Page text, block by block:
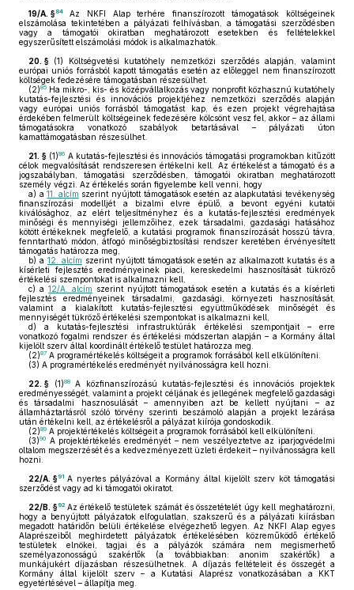
19/A. §84
Az NKFI Alap terhére finanszírozott támogatások költségeinek
elszámolása tekintetében a pályázati felhívásban, a támogatási szerződésben
vagy a támogatói okiratban meghatározott esetekben és feltételekkel
egyszerűsített elszámolási módok is alkalmazhatók.
20. § (1)
Költségvetési kutatóhely nemzetközi szerződés alapján, valamint
európai uniós forrásból kapott támogatás esetén az előleggel nem finanszírozott
költségek fedezésére támogatásban részesülhet.
(2)85 Ha mikro-, kis- és középvállalkozás vagy nonprofit közhasznú kutatóhely
kutatás-fejlesztési és innovációs projektjéhez nemzetközi szerződés alapján
vagy európai uniós forrásból támogatást kap, és ezen projekt végrehajtása
érdekében felmerült költségeinek fedezésére kölcsönt vesz fel, akkor – az állami
támogatásokra vonatkozó szabályok betartásával – pályázati úton
kamattámogatásban részesülhet.
21. § (1)86 A kutatás-fejlesztési és innovációs támogatási programokban kitűzött
célok megvalósítását rendszeresen értékelni kell. Az értékelést a támogató és a
jogszabályban, támogatási szerződésben, támogatói okiratban meghatározott
személy végzi. Az értékelés során figyelembe kell venni, hogy
a) a11. alcím szerint nyújtott támogatások esetén az alapkutatási tevékenység
finanszírozási modelljét a bizalmi elvre épülő, a bevont egyéni kutatói
kiválósághoz, az elért teljesítményhez és a kutatás-fejlesztési eredmények
minőségi és mennyiségi jellemzőihez, ezek társadalmi, gazdasági hatásához
kötött értékeknek megfelelő, a kutatási programok finanszírozását hosszú távra,
fenntartható módon, átfogó minőségbiztosítási rendszer keretében érvényesített
támogatás határozza meg,
b) a 12. alcím szerint nyújtott támogatások esetén az alkalmazott kutatás és a
kísérleti fejlesztés eredményeinek piaci, kereskedelmi hasznosítását tükröző
értékelési szempontokat is alkalmazni kell,
c) a 12/A. alcím szerint nyújtott támogatások esetén a kutatás és a kísérleti
fejlesztés eredményeinek társadalmi, gazdasági, környezeti hasznosítását,
valamint a kialakított kutatás-fejlesztési együttműködések minőségét és
mennyiségét tükröző értékelési szempontokat is alkalmazni kell,
d) a kutatás-fejlesztési infrastruktúrák értékelési szempontjait – erre
vonatkozó fogalmi rendszer és értékelési módszertan alapján – a Kormány által
kijelölt szerv által koordinált értékelő testület határozza meg.
(2)87 A programértékelés költségeit a programok forrásából kell elkülöníteni.
(3) A programértékelés eredményét nyilvánosságra kell hozni.
22. § (1)88A közfinanszírozású kutatás-fejlesztési és innovációs projektek
eredményességét, valamint a projekt céljának és jellegének megfelelő gazdasági
és társadalmi hasznosulását – amennyiben azt be kellett nyújtani – az
államháztartásról szóló törvény szerinti beszámoló alapján a projekt lezárása
után értékelni kell, az értékelésről a pályázat kiírója gondoskodik.
(2)89 A projektértékelés költségeit a programok forrásából kell elkülöníteni.
(3)90 A projektértékelés eredményét – nem veszélyeztetve az iparjogvédelmi
oltalom megszerzését és a kedvezményezett üzleti érdekeit – nyilvánosságra kell
hozni.
22/A. §91 A nyertes pályázóval a Kormány által kijelölt szerv köt támogatási
szerződést vagy ad ki támogatói okiratot.
22/B. §92 Az értékelő testületek számát és összetételét úgy kell meghatározni,
hogy a benyújtott pályázatok elfogulatlan, szakszerű és a pályázati kiírásban
megadott határidőn belüli értékelése elvégezhető legyen. Az NKFI Alap egyes
Alaprészeiből meghirdetett pályázatok értékelésében közreműködő értékelő
testületek elnökei, tagjai és a pályázók számára nem megismerhető
személyazonosságú szakértők (a továbbiakban: anonim szakértők) a
munkájukért díjazásban részesülhetnek. A díjazás feltételeit és összegét a
Kormány által kijelölt szerv – a Kutatási Alaprész vonatkozásában a KKT
egyetértésével – állapítja meg.